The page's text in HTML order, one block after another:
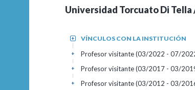
Universidad Torcuato Di
VÍNCULOS CON LA INSTITUCIÓN
+
Profesor visitante (03/2022 - 07/
+
Profesor visitante (03/2017 - 03/
+
Profesor visitante (03/2012 - 03/
+